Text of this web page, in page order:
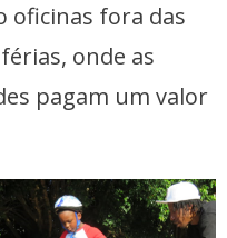
oficinas fora das
onde as
pagam um valor